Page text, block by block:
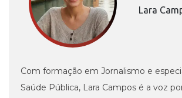
Lara
Com formação em Jornalismo e
Saúde Pública, Lara Campos é a voz